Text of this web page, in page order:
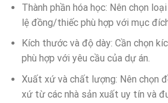
Thành phần hóa học: Nên chọn
lệ đồng/thiếc phù hợp với mục
Kích thước và độ dày: Cần chọn
phù hợp với yêu cầu của dự án.
Xuất xứ và chất lượng: Nên chọn
xứ từ các nhà sản xuất uy tín và